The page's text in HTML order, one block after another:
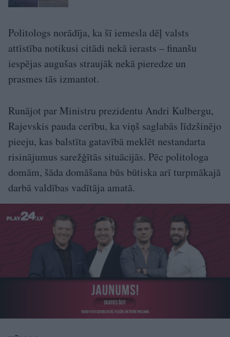
Politologs norādīja, ka šī iemesla dēļ valsts
attīstība notikusi citādi nekā ierasts – finanšu
iespējas augušas straujāk nekā pieredze un
prasmes tās izmantot.
Runājot par Ministru prezidentu Andri Kulbergu,
Rajevskis pauda cerību, ka viņš saglabās līdzšinējo
pieeju, kas balstīta gatavībā meklēt nestandarta
risinājumus sarežģītās situācijās. Pēc politologa
domām, šāda domāšana būs būtiska arī turpmākajā
darbā valdības vadītāja amatā.